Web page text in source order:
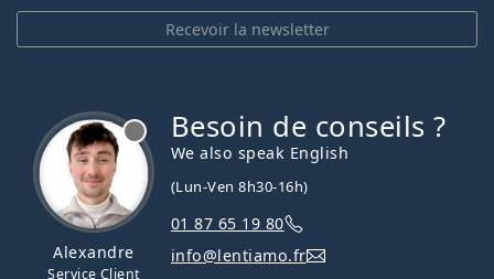
Recevoir la newsletter
Alexandre
Service Client
Besoin de conseils ?
We also speak English
(Lun-Ven 8h30-16h)
01 87 65 19 80
info@lentiamo.fr